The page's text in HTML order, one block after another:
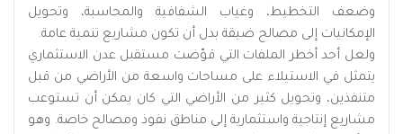
وضعف التخطيط، وغياب الشفافية والمحاسبة، وتحويل
الإمكانيات إلى مصالح ضيقة بدل أن تكون مشاريع تنمية عامة.
ولعل أحد أخطر الملفات التي قوّضت مستقبل عدن الاستثماري
يتمثل في الاستيلاء على مساحات واسعة من الأراضي من قبل
متنفذين، وتحويل كثير من الأراضي التي كان يمكن أن تستوعب
مشاريع إنتاجية واستثمارية إلى مناطق نفوذ ومصالح خاصة. وهو